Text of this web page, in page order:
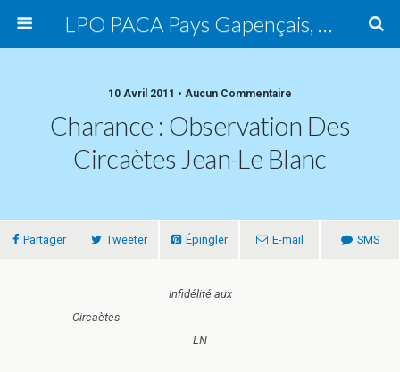
LPO PACA Pays Gapençais, groupe local
10 Avril 2011 • Aucun Commentaire
Charance : Observation Des
Circaètes Jean-Le Blanc
Partager Tweeter Épingler E-mail SMS
Infidélité aux
Circaètes
LN